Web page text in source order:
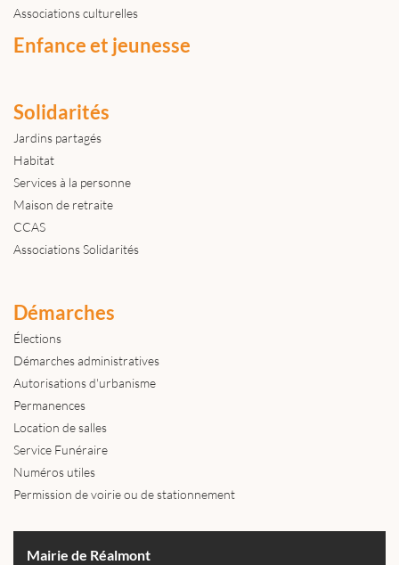
Associations culturelles
Enfance et jeunesse
Solidarités
Jardins partagés
Habitat
Services à la personne
Maison de retraite
CCAS
Associations Solidarités
Démarches
Élections
Démarches administratives
Autorisations d'urbanisme
Permanences
Location de salles
Service Funéraire
Numéros utiles
Permission de voirie ou de stationnement
Mairie de Réalmont